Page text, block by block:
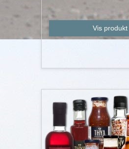
Vis produkt